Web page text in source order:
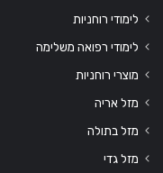
לימודי רוחניות
לימודי רפואה משלימה
מוצרי רוחניות
מזל אריה
מזל בתולה
מזל גדי